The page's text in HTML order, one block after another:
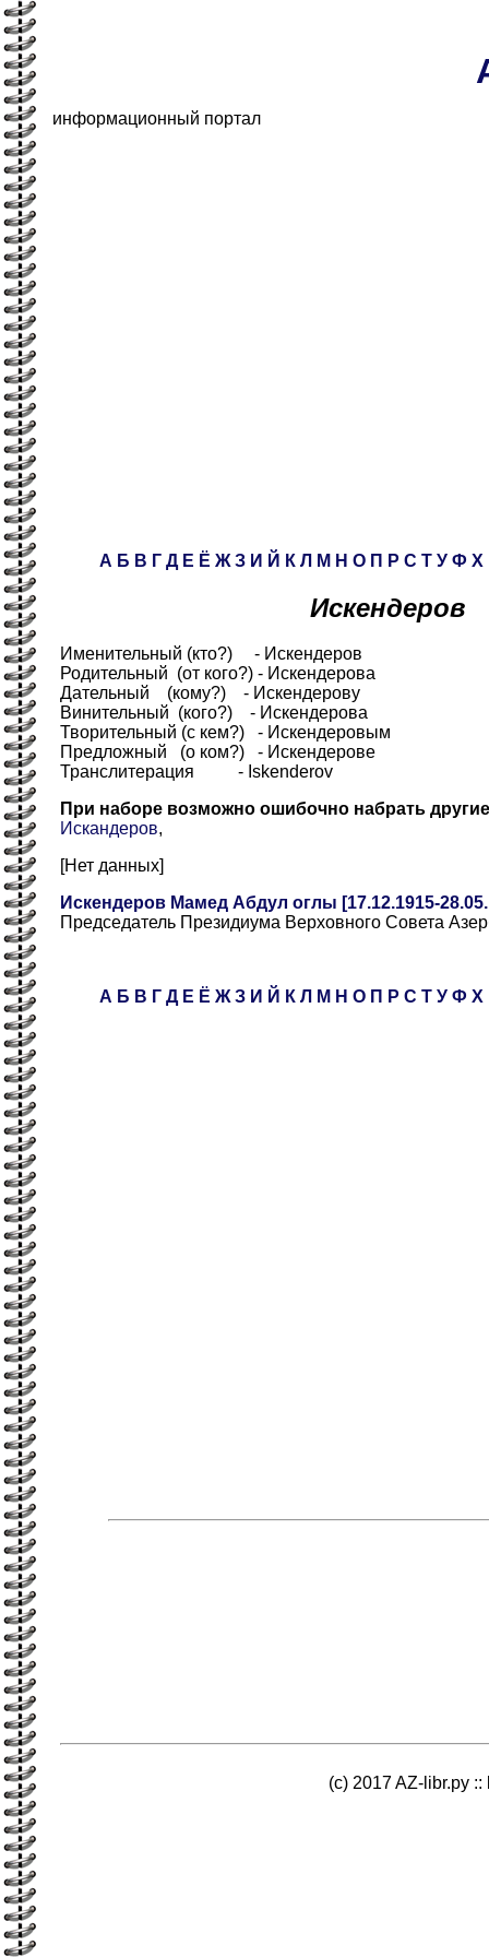
информационный портал
А Б В Г Д Е Ё Ж З И Й К Л М Н О П Р С Т У Ф Х
Искендеров
Именительный (кто?) - Искендеров
Родительный (от кого?) - Искендерова
Дательный (кому?) - Искендерову
Винительный (кого?) - Искендерова
Творительный (с кем?) - Искендеровым
Предложный (о ком?) - Искендерове
Транслитерация - Iskenderov
При наборе возможно ошибочно набрать
Искандеров,
[Нет данных]
Искендеров Мамед Абдул оглы [17.12.1915-
Председатель Президиума Верховного Совета
А Б В Г Д Е Ё Ж З И Й К Л М Н О П Р С Т У Ф Х
(c) 2017 AZ-libr.ру ::